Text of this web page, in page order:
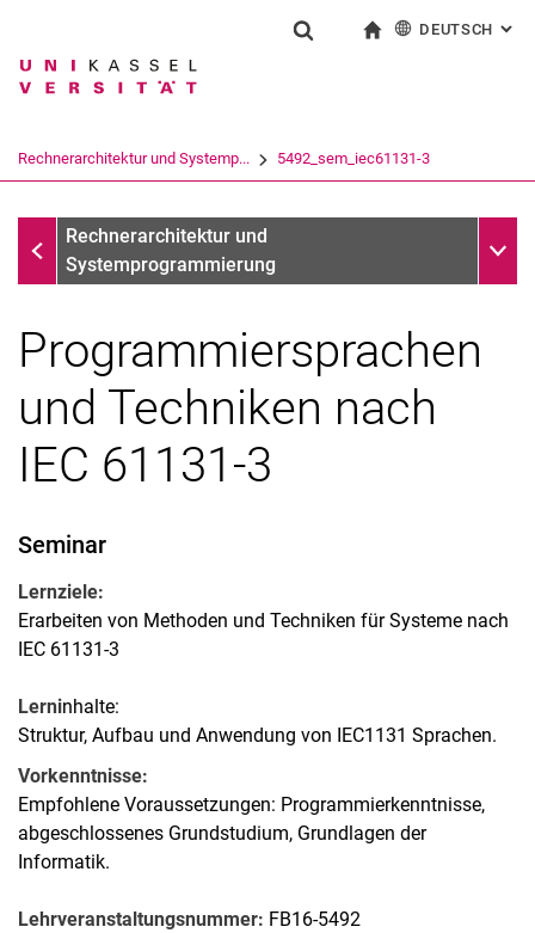
Springe direkt zu: Inhalt
Springe direkt zu: Suche
Springe direkt zu:
Suchbegriff
Suchen (öffnet externen Link in einem
DEUTSCH :
Rechnerarchitektur und Systemp... 5492_sem_iec61131-3
Fachgebiete
Rechnerarchitektur und
Systemprogrammierung
Programmiersprachen
und Techniken nach
IEC 61131-3
Seminar
Lernziele:
Erarbeiten von Methoden und Techniken für Systeme nach
IEC 61131-3
Lerninhalte:
Struktur, Aufbau und Anwendung von IEC1131 Sprachen.
Vorkenntnisse:
Empfohlene Voraussetzungen: Programmierkenntnisse,
abgeschlossenes Grundstudium, Grundlagen der
Informatik.
Lehrveranstaltungsnummer: FB16-5492